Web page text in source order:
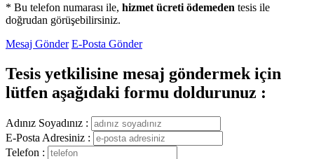
* Bu telefon numarası ile, hizmet ücreti ödemeden tesis ile
doğrudan görüşebilirsiniz.
Mesaj Gönder E-Posta Gönder
Tesis yetkilisine mesaj göndermek için
lütfen aşağıdaki formu doldurunuz :
Adınız Soyadınız :
E-Posta Adresiniz :
Telefon :